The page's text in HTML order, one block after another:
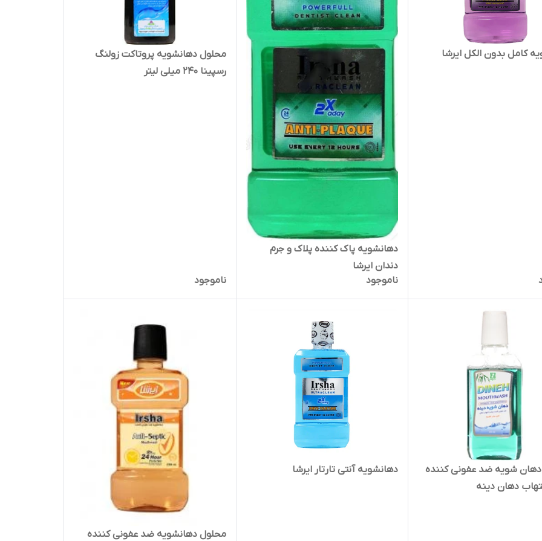
کامل بدون الکل ایرشا
دهانشویه پاک کننده پلاک و جرم
دندان ایرشا
ناموجود
محلول دهانشویه پروتاکت زولنگ
رسپینا 240 میلی لیتر
ناموجود
شویه ضد عفونی کننده
دهان دینه
دهانشویه آنتی تارتار ایرشا
محلول دهانشویه ضد عفونی کننده